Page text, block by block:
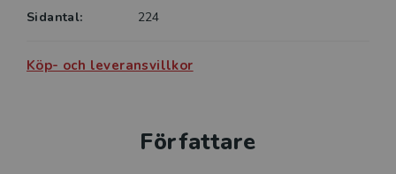
Sidantal:
224
Köp- och leveransvillkor
Författare